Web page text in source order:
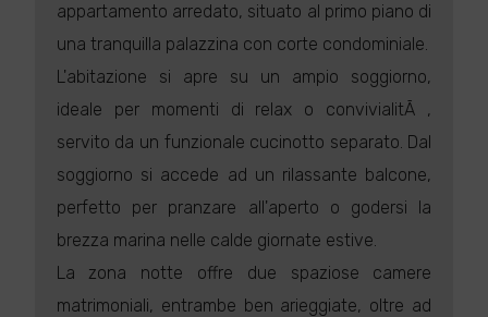
appartamento arredato, situato al primo piano di
una tranquilla palazzina con corte condominiale.
L'abitazione si apre su un ampio soggiorno,
ideale per momenti di relax o convivialitÃ ,
servito da un funzionale cucinotto separato. Dal
soggiorno si accede ad un rilassante balcone,
perfetto per pranzare all'aperto o godersi la
brezza marina nelle calde giornate estive.
La zona notte offre due spaziose camere
matrimoniali, entrambe ben arieggiate, oltre ad